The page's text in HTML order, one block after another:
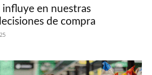
influye en nuestras
de compra